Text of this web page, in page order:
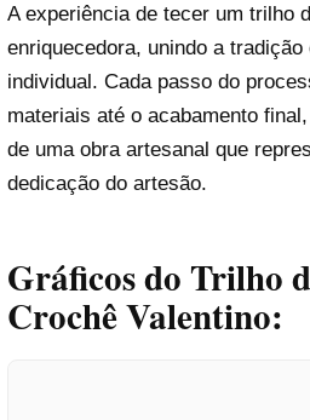
A experiência de tecer um trilho
enriquecedora, unindo a
individual. Cada passo do
materiais até o acabamento
de uma obra artesanal que
dedicação do artesão.
Gráficos do Trilho
Crochê Valentino: